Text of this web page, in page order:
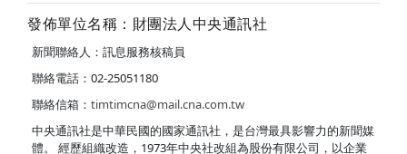
發佈單位名稱：財團法人中央通訊社
新聞聯絡人：訊息服務核稿員
聯絡電話：02-25051180
聯絡信箱： timtimcna@mail.cna.com.tw
中央通訊社是中華民國的國家通訊社，是台灣最具影響力的新聞媒
體。 經歷組織改造，1973年中央社改組為股份有限公司，以企業